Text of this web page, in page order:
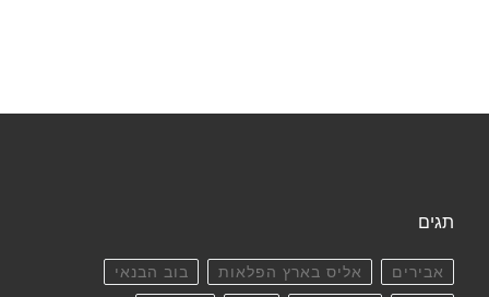
תגים
אבירים אליס בארץ הפלאות בוב הבנאי